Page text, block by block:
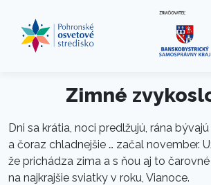
Zimné
Dni sa krátia, noci predlžujú, rána
a čoraz chladnejšie … začal november.
že prichádza zima a s ňou aj to
na najkrajšie sviatky v roku, Vianoce.